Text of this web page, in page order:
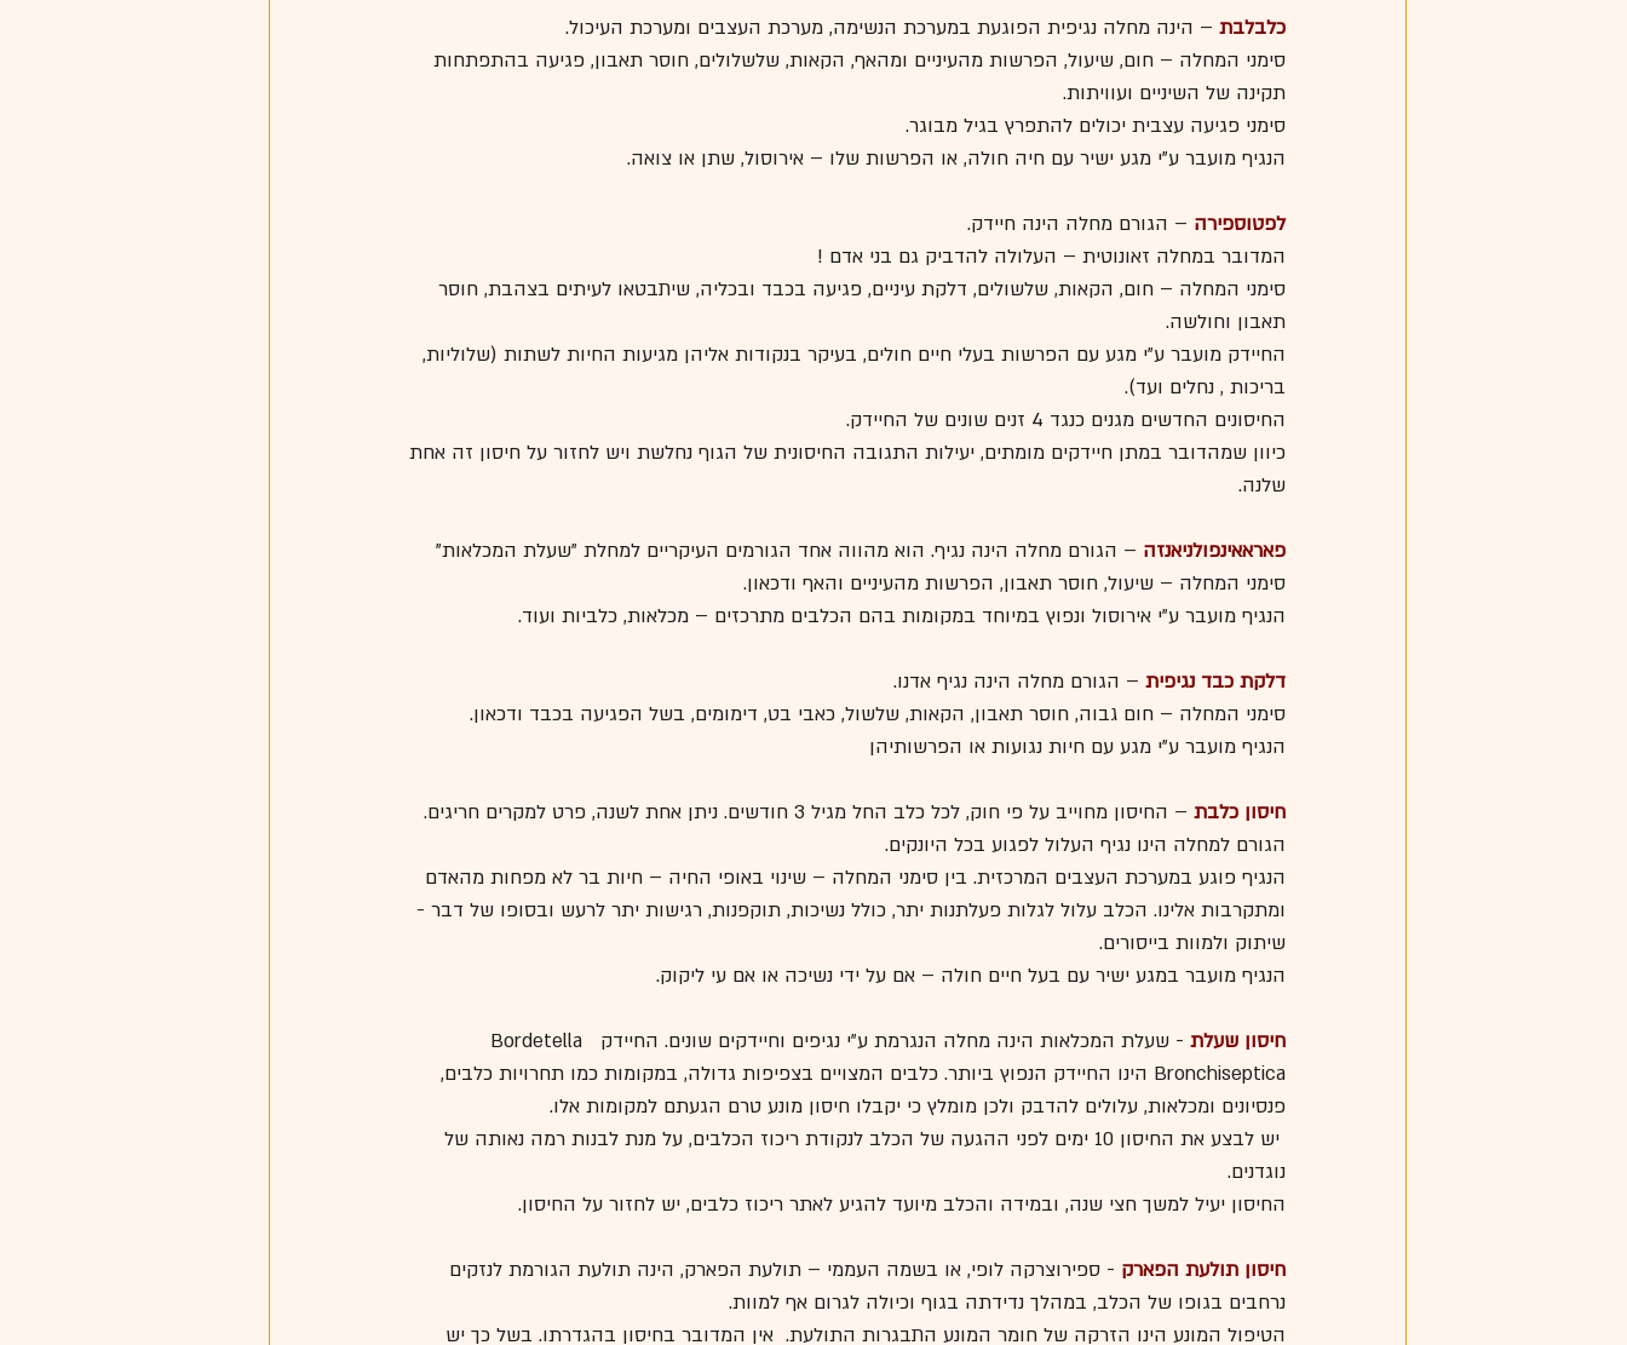
כלבלבת – הינה מחלה נגיפית הפוגעת במערכת הנשימה, מערכת העצבים ומערכת העיכול.
סימני המחלה – חום, שיעול, הפרשות מהעיניים ומהאף, הקאות, שלשלולים, חוסר תאבון, פגיעה בהתפתחות
תקינה של השיניים ועוויתות.
סימני פגיעה עצבית יכולים להתפרץ בגיל מבוגר.
הנגיף מועבר ע"י מגע ישיר עם חיה חולה, או הפרשות שלו – אירוסול, שתן או צואה.
לפטוספירה – הגורם מחלה הינה חיידק.
המדובר במחלה זאונוטית – העלולה להדביק גם בני אדם !
סימני המחלה – חום, הקאות, שלשולים, דלקת עיניים, פגיעה בכבד ובכליה, שיתבטאו לעיתים בצהבת, חוסר
תאבון וחולשה.
החיידק מועבר ע"י מגע עם הפרשות בעלי חיים חולים, בעיקר בנקודות אליהן מגיעות החיות לשתות (שלוליות,
בריכות , נחלים ועד).
החיסונים החדשים מגנים כנגד 4 זנים שונים של החיידק.
כיוון שמהדובר במתן חיידקים מומתים, יעילות התגובה החיסונית של הגוף נחלשת ויש לחזור על חיסון זה אחת
שלנה.
פאראאינפולניאנזה – הגורם מחלה הינה נגיף. הוא מהווה אחד הגורמים העיקריים למחלת "שעלת המכלאות"
סימני המחלה – שיעול, חוסר תאבון, הפרשות מהעיניים והאף ודכאון.
הנגיף מועבר ע"י אירוסול ונפוץ במיוחד במקומות בהם הכלבים מתרכזים – מכלאות, כלביות ועוד.
דלקת כבד נגיפית – הגורם מחלה הינה נגיף אדנו.
סימני המחלה – חום גבוה, חוסר תאבון, הקאות, שלשול, כאבי בט, דימומים, בשל הפגיעה בכבד ודכאון.
הנגיף מועבר ע"י מגע עם חיות נגועות או הפרשותיהן
חיסון כלבת – החיסון מחוייב על פי חוק, לכל כלב החל מגיל 3 חודשים. ניתן אחת לשנה, פרט למקרים חריגים.
הגורם למחלה הינו נגיף העלול לפגוע בכל היונקים.
הנגיף פוגע במערכת העצבים המרכזית. בין סימני המחלה – שינוי באופי החיה – חיות בר לא מפחות מהאדם
ומתקרבות אלינו. הכלב עלול לגלות פעלתנות יתר, כולל נשיכות, תוקפנות, רגישות יתר לרעש ובסופו של דבר -
שיתוק ולמוות בייסורים.
הנגיף מועבר במגע ישיר עם בעל חיים חולה – אם על ידי נשיכה או אם עי ליקוק.
חיסון שעלת
- שעלת המכלאות הינה מחלה הנגרמת ע"י נגיפים וחיידקים שונים. החיידק  Bordetella
Bronchiseptica הינו החיידק הנפוץ ביותר. כלבים המצויים בצפיפות גדולה, במקומות כמו תחרויות כלבים,
פנסיונים ומכלאות, עלולים להדבק ולכן מומלץ כי יקבלו חיסון מונע טרם הגעתם למקומות אלו.
יש לבצע את החיסון 10 ימים לפני ההגעה של הכלב לנקודת ריכוז הכלבים, על מנת לבנות רמה נאותה של
נוגדנים.
החיסון יעיל למשך חצי שנה, ובמידה והכלב מיועד להגיע לאתר ריכוז כלבים, יש לחזור על החיסון.
חיסון תולעת הפארק - ספירוצרקה לופי, או בשמה העממי – תולעת הפארק, הינה תולעת הגורמת לנזקים
נרחבים בגופו של הכלב, במהלך נדידתה בגוף וכיולה לגרום אף למוות.
הטיפול המונע הינו הזרקה של חומר המונע התבגרות התולעת.  אין המדובר בחיסון בהגדרתו. בשל כך יש